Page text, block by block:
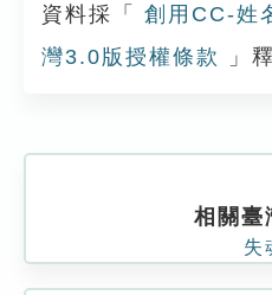
資料採「
創用CC-姓
灣3.0版授權條款
」
相關臺
失